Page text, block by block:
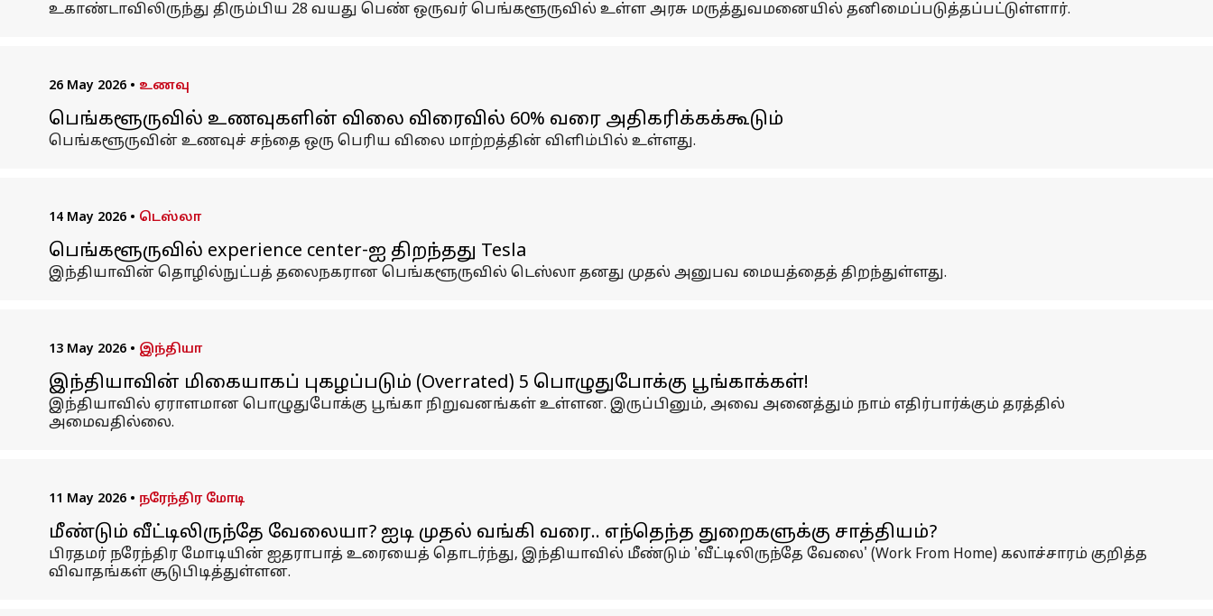
உகாண்டாவிலிருந்து திரும்பிய 28 வயது பெண் ஒருவர் பெங்களூருவில் உள்ள அரசு மருத்துவமனையில் தனிமைப்படுத்தப்பட்டுள்ளார்.
26 May 2026 • உணவு
பெங்களூருவில் உணவுகளின் விலை விரைவில் 60% வரை அதிகரிக்கக்கூடும்
பெங்களூருவின் உணவுச் சந்தை ஒரு பெரிய விலை மாற்றத்தின் விளிம்பில் உள்ளது.
14 May 2026 • டெஸ்லா
பெங்களூருவில் experience center-ஐ திறந்தது Tesla
இந்தியாவின் தொழில்நுட்பத் தலைநகரான பெங்களூருவில் டெஸ்லா தனது முதல் அனுபவ மையத்தைத் திறந்துள்ளது.
13 May 2026 • இந்தியா
இந்தியாவின் மிகையாகப் புகழப்படும் (Overrated) 5 பொழுதுபோக்கு பூங்காக்கள்!
இந்தியாவில் ஏராளமான பொழுதுபோக்கு பூங்கா நிறுவனங்கள் உள்ளன. இருப்பினும், அவை அனைத்தும் நாம் எதிர்பார்க்கும் தரத்தில்
அமைவதில்லை.
11 May 2026 • நரேந்திர மோடி
மீண்டும் வீட்டிலிருந்தே வேலையா? ஐடி முதல் வங்கி வரை.. எந்தெந்த துறைகளுக்கு சாத்தியம்?
பிரதமர் நரேந்திர மோடியின் ஐதராபாத் உரையைத் தொடர்ந்து, இந்தியாவில் மீண்டும் 'வீட்டிலிருந்தே வேலை' (Work From Home) கலாச்சாரம் குறித்த
விவாதங்கள் சூடுபிடித்துள்ளன.